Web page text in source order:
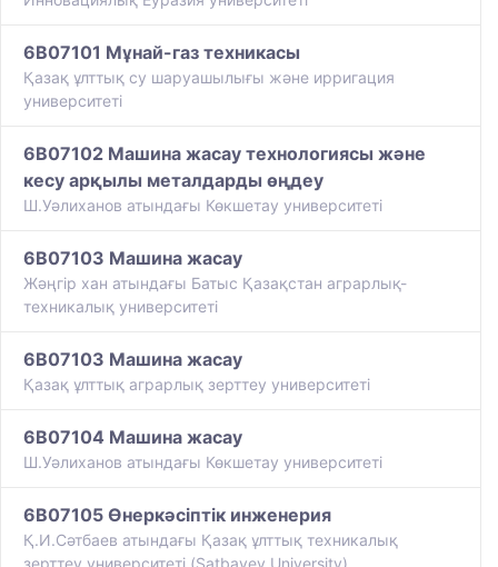
6B07101 Мұнай-газ техникасы
​Қазақ ұлттық су шаруашылығы және ирригация
университеті
6B07102 Машина жасау технологиясы және
кесу арқылы металдарды өңдеу
Ш.Уәлиханов атындағы Көкшетау университетi
6B07103 Машина жасау
Жәңгір хан атындағы Батыс Қазақстан аграрлық-
техникалық университеті
6B07103 Машина жасау
Қазақ ұлттық аграрлық зерттеу университеті
6B07104 Машина жасау
Ш.Уәлиханов атындағы Көкшетау университетi
6B07105 Өнеркәсіптік инженерия
Қ.И.Сәтбаев атындағы Қазақ ұлттық техникалық